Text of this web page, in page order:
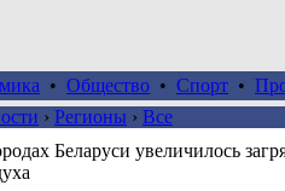
• Общество • Спорт •
› Регионы › Все
Беларуси увеличилось